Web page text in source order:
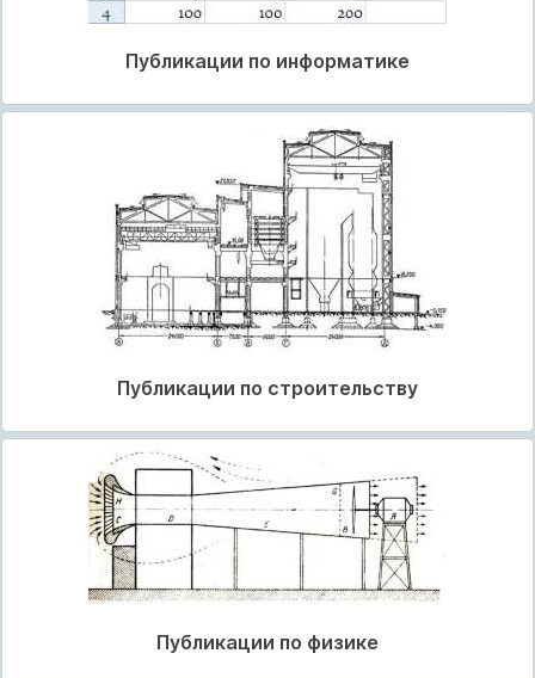
Публикации по информатике
Публикации по строительству
Публикации по физике